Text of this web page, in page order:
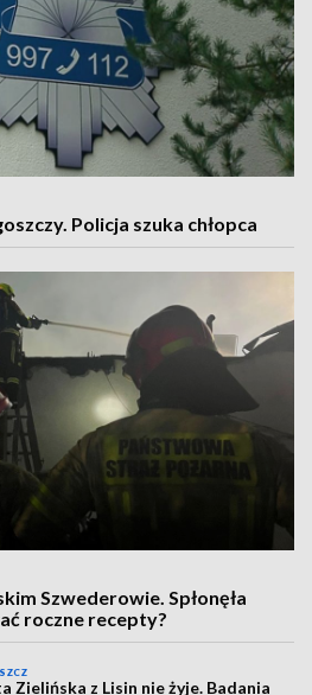
Policja szuka chłopca
Szwederowie. Spłonęła
roczne recepty?
Zielińska z Lisin nie żyje. Badania